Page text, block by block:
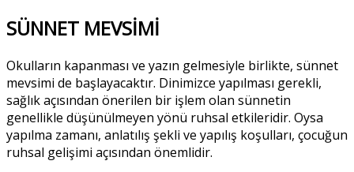
SÜNNET MEVSİMİ
Okulların kapanması ve yazın gelmesiyle birlikte, sünnet
mevsimi de başlayacaktır. Dinimizce yapılması gerekli,
sağlık açısından önerilen bir işlem olan sünnetin
genellikle düşünülmeyen yönü ruhsal etkileridir. Oysa
yapılma zamanı, anlatılış şekli ve yapılış koşulları, çocuğun
ruhsal gelişimi açısından önemlidir.